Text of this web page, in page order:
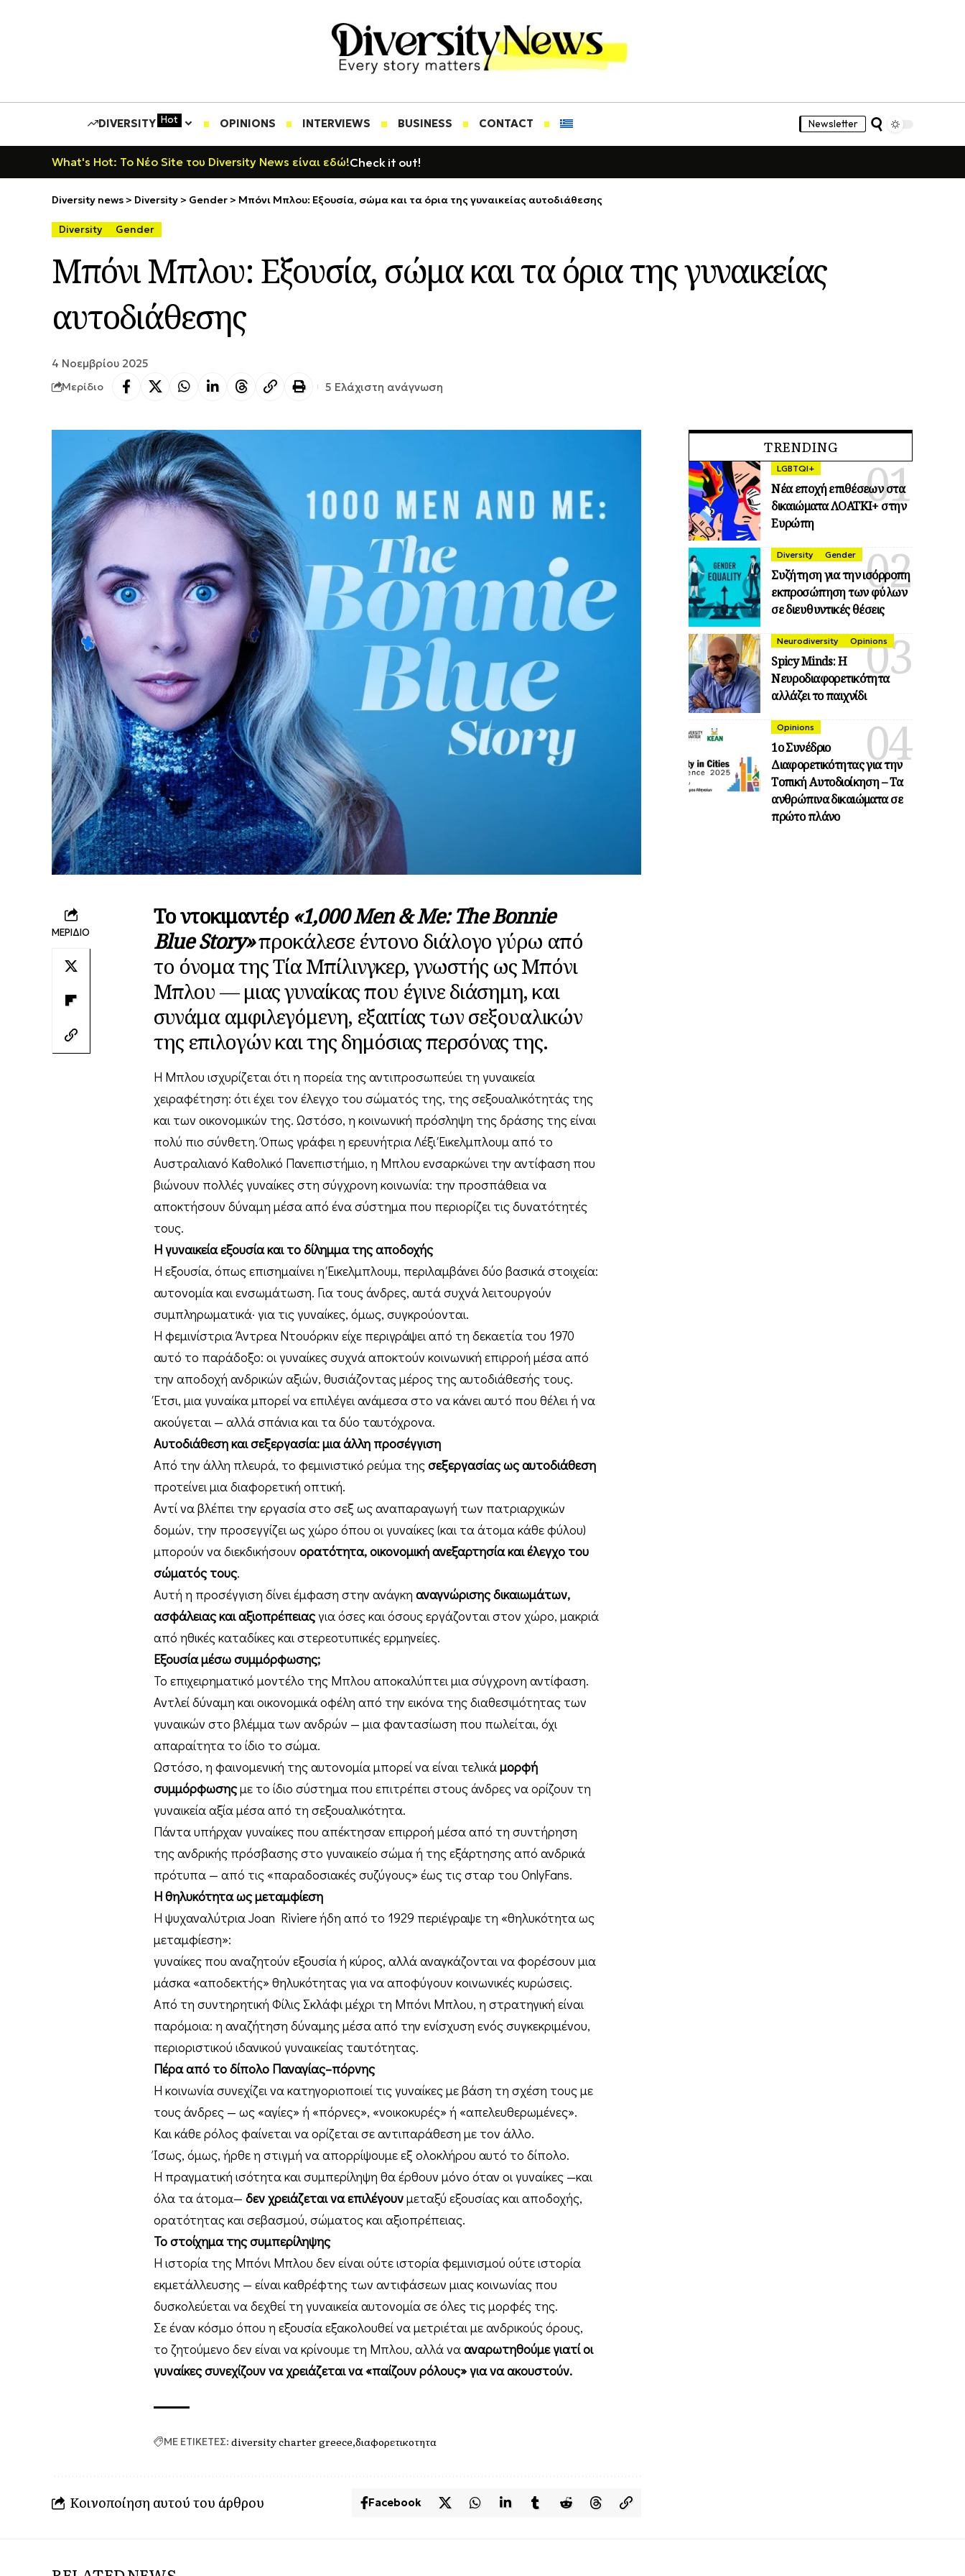
DIVERSITY Hot OPINIONS INTERVIEWS BUSINESS CONTACT Newsletter
What's Hot: Το Νέο Site του Diversity News είναι εδώ!Check it out!
Diversity news> Diversity> Gender> Μπόνι Μπλου: Εξουσία, σώμα και τα όρια της γυναικείας αυτοδιάθεσης
Diversity Gender
Μπόνι Μπλου: Εξουσία, σώμα και τα όρια της γυναικείας
αυτοδιάθεσης
4 Νοεμβρίου 2025
Μερίδιο 5 Ελάχιστη ανάγνωση
ΜΕΡΙΔΙΟ
Το ντοκιμαντέρ«1,000 Men & Me: The Bonnie
Blue Story»προκάλεσε έντονο διάλογο γύρω από
το όνομα της Τία Μπίλινγκερ, γνωστής ως Μπόνι
Μπλου — μιας γυναίκας που έγινε διάσημη, και
συνάμα αμφιλεγόμενη, εξαιτίας των σεξουαλικών
της επιλογών και της δημόσιας περσόνας της.
Η Μπλου ισχυρίζεται ότι η πορεία της αντιπροσωπεύει τη γυναικεία
χειραφέτηση: ότι έχει τον έλεγχο του σώματός της, της σεξουαλικότητάς της
και των οικονομικών της. Ωστόσο, η κοινωνική πρόσληψη της δράσης της είναι
πολύ πιο σύνθετη. Όπως γράφει η ερευνήτρια Λέξι Έικελμπλουμ από το
Αυστραλιανό Καθολικό Πανεπιστήμιο, η Μπλου ενσαρκώνει την αντίφαση που
βιώνουν πολλές γυναίκες στη σύγχρονη κοινωνία: την προσπάθεια να
αποκτήσουν δύναμη μέσα από ένα σύστημα που περιορίζει τις δυνατότητές
τους.
Η γυναικεία εξουσία και το δίλημμα της αποδοχής
Η εξουσία, όπως επισημαίνει η Έικελμπλουμ, περιλαμβάνει δύο βασικά στοιχεία:
αυτονομία και ενσωμάτωση. Για τους άνδρες, αυτά συχνά λειτουργούν
συμπληρωματικά· για τις γυναίκες, όμως, συγκρούονται.
Η φεμινίστρια Άντρεα Ντουόρκιν είχε περιγράψει από τη δεκαετία του 1970
αυτό το παράδοξο: οι γυναίκες συχνά αποκτούν κοινωνική επιρροή μέσα από
την αποδοχή ανδρικών αξιών, θυσιάζοντας μέρος της αυτοδιάθεσής τους.
Έτσι, μια γυναίκα μπορεί να επιλέγει ανάμεσα στο να κάνει αυτό που θέλει ή να
ακούγεται — αλλά σπάνια και τα δύο ταυτόχρονα.
Αυτοδιάθεση και σεξεργασία: μια άλλη προσέγγιση
Από την άλλη πλευρά, το φεμινιστικό ρεύμα τηςσεξεργασίας ως αυτοδιάθεση
προτείνει μια διαφορετική οπτική.
Αντί να βλέπει την εργασία στο σεξ ως αναπαραγωγή των πατριαρχικών
δομών, την προσεγγίζει ως χώρο όπου οι γυναίκες (και τα άτομα κάθε φύλου)
μπορούν να διεκδικήσουν ορατότητα, οικονομική ανεξαρτησία και έλεγχο του
σώματός τους.
Αυτή η προσέγγιση δίνει έμφαση στην ανάγκη αναγνώρισης δικαιωμάτων,
ασφάλειας και αξιοπρέπειαςγια όσες και όσους εργάζονται στον χώρο, μακριά
από ηθικές καταδίκες και στερεοτυπικές ερμηνείες.
Εξουσία μέσω συμμόρφωσης;
Το επιχειρηματικό μοντέλο της Μπλου αποκαλύπτει μια σύγχρονη αντίφαση.
Αντλεί δύναμη και οικονομικά οφέλη από την εικόνα της διαθεσιμότητας των
γυναικών στο βλέμμα των ανδρών — μια φαντασίωση που πωλείται, όχι
απαραίτητα το ίδιο το σώμα.
Ωστόσο, η φαινομενική της αυτονομία μπορεί να είναι τελικάμορφή
συμμόρφωσηςμε το ίδιο σύστημα που επιτρέπει στους άνδρες να ορίζουν τη
γυναικεία αξία μέσα από τη σεξουαλικότητα.
Πάντα υπήρχαν γυναίκες που απέκτησαν επιρροή μέσα από τη συντήρηση
της ανδρικής πρόσβασης στο γυναικείο σώμα ή της εξάρτησης από ανδρικά
πρότυπα — από τις «παραδοσιακές συζύγους» έως τις σταρ του OnlyFans.
Η θηλυκότητα ως μεταμφίεση
Η ψυχαναλύτρια Joan Riviere ήδη από το 1929 περιέγραψε τη «θηλυκότητα ως
μεταμφίεση»:
γυναίκες που αναζητούν εξουσία ή κύρος, αλλά αναγκάζονται να φορέσουν μια
μάσκα «αποδεκτής» θηλυκότητας για να αποφύγουν κοινωνικές κυρώσεις.
Από τη συντηρητική Φίλις Σκλάφι μέχρι τη Μπόνι Μπλου, η στρατηγική είναι
παρόμοια: η αναζήτηση δύναμης μέσα από την ενίσχυση ενός συγκεκριμένου,
περιοριστικού ιδανικού γυναικείας ταυτότητας.
Πέρα από το δίπολο Παναγίας–πόρνης
Η κοινωνία συνεχίζει να κατηγοριοποιεί τις γυναίκες με βάση τη σχέση τους με
τους άνδρες — ως «αγίες» ή «πόρνες», «νοικοκυρές» ή «απελευθερωμένες».
Και κάθε ρόλος φαίνεται να ορίζεται σε αντιπαράθεση με τον άλλο.
Ίσως, όμως, ήρθε η στιγμή να απορρίψουμε εξ ολοκλήρου αυτό το δίπολο.
Η πραγματική ισότητα και συμπερίληψη θα έρθουν μόνο όταν οι γυναίκες —και
όλα τα άτομα— δεν χρειάζεται να επιλέγουνμεταξύ εξουσίας και αποδοχής,
ορατότητας και σεβασμού, σώματος και αξιοπρέπειας.
Το στοίχημα της συμπερίληψης
Η ιστορία της Μπόνι Μπλου δεν είναι ούτε ιστορία φεμινισμού ούτε ιστορία
εκμετάλλευσης — είναι καθρέφτης των αντιφάσεων μιας κοινωνίας που
δυσκολεύεται να δεχθεί τη γυναικεία αυτονομία σε όλες τις μορφές της.
Σε έναν κόσμο όπου η εξουσία εξακολουθεί να μετριέται με ανδρικούς όρους,
το ζητούμενο δεν είναι να κρίνουμε τη Μπλου, αλλά νααναρωτηθούμε γιατί οι
γυναίκες συνεχίζουν να χρειάζεται να «παίζουν ρόλους» για να ακουστούν.
ΜΕ ΕΤΙΚΕΤΕΣ: diversity charter greece διαφορετικοτητα
Κοινοποίηση αυτού του άρθρου Facebook
TRENDING
LGBTQI+
Νέα εποχή επιθέσεων στα
δικαιώματα ΛΟΑΤΚΙ+ στην
Ευρώπη
Diversity Gender
Συζήτηση για την ισόρροπη
εκπροσώπηση των φύλων
σε διευθυντικές θέσεις
Neurodiversity Opinions
Spicy Minds: Η
Νευροδιαφορετικότητα
αλλάζει το παιχνίδι
Opinions
1ο Συνέδριο
Διαφορετικότητας για την
Τοπική Αυτοδιοίκηση – Τα
ανθρώπινα δικαιώματα σε
πρώτο πλάνο